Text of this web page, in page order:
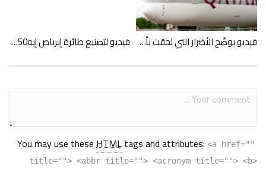
فيديو لتصنيع طائرة إيرباص إيه350 لطيران إيرفلوت الروسي فيديو يوضّح الأضرار التي لحقت بأسطول القطرية من طائرات إيرباص A350
You may use theseHTMLtags and attributes: <a href=""
title=""> <abbr title=""> <acronym title=""> <b>